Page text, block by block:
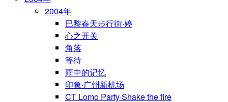
2004年
巴黎春天步行街·婷
心之开关
角落
等待
雨中的记忆
印象·广州新机场
CT Lomo Party·Shake the fire